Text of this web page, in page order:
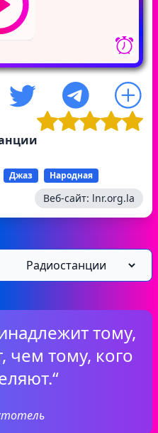
Джаз Народная
Веб-сайт: lnr.org.la
тому,
чем тому, кого